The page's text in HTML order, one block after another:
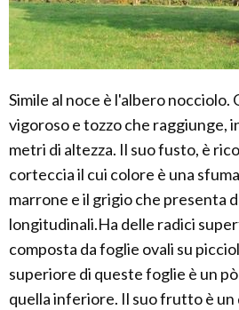
Simile al noce è l'albero
vigoroso e tozzo che raggiunge,
metri di altezza. Il suo fusto, è
corteccia il cui colore è una
marrone e il grigio che presenta
longitudinali.Ha delle radici
composta da foglie ovali su
superiore di queste foglie è un
quella inferiore. Il suo frutto è un